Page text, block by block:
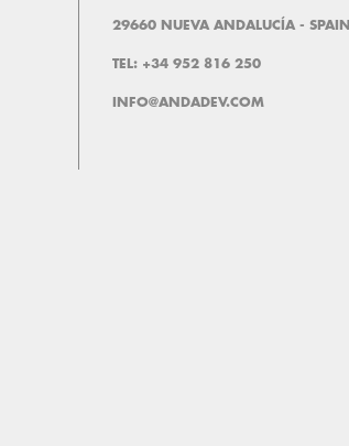
29660 NUEVA ANDALUCÍA - SPAIN
TEL: +34 952 816 250
INFO@ANDADEV.COM